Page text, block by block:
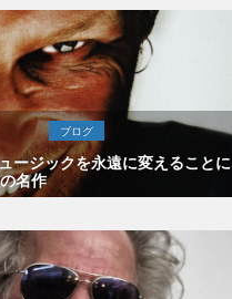
ブログ
ージックを永遠に変えることに
名作